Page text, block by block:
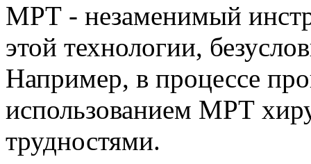
МРТ - незаменимый
этой технологии,
Например, в процессе
использованием МРТ
трудностями.